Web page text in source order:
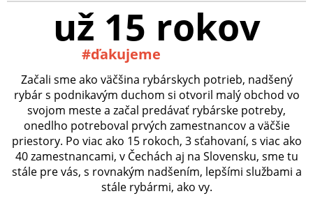
už 15 rokov
#ďakujeme
Začali sme ako väčšina rybárskych potrieb, nadšený
rybár s podnikavým duchom si otvoril malý obchod vo
svojom meste a začal predávať rybárske potreby,
onedlho potreboval prvých zamestnancov a väčšie
priestory. Po viac ako 15 rokoch, 3 sťahovaní, s viac ako
40 zamestnancami, v Čechách aj na Slovensku, sme tu
stále pre vás, s rovnakým nadšením, lepšími službami a
stále rybármi, ako vy.